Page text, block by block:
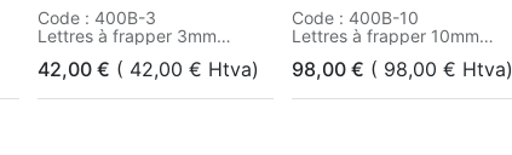
Code : 400B-3
Lettres à frapper 3mm
42,00 € ( 42,00 € Htva)
Code : 400B-10
Lettres à frapper 10mm
98,00 € ( 98,00 € Htva)